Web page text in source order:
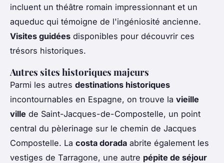
incluent un théâtre romain impressionnant et un
aqueduc qui témoigne de l'ingéniosité ancienne.
Visites guidées disponibles pour découvrir ces
trésors historiques.
Autres sites historiques majeurs
Parmi les autres destinations historiques
incontournables en Espagne, on trouve la vieille
ville de Saint-Jacques-de-Compostelle, un point
central du pèlerinage sur le chemin de Jacques
Compostelle. La costa dorada abrite également les
vestiges de Tarragone, une autre pépite de séjour